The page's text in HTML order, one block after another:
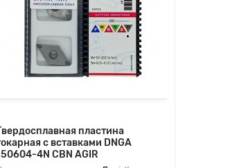
пластина
с вставками DNGA
4N CBN AGIR